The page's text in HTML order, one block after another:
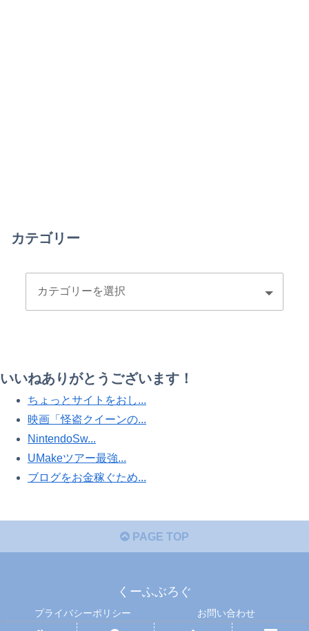
カテゴリー
いいねありがとうございます！
ちょっとサイトをおし...
映画「怪盗クイーンの...
NintendoSw...
UMakeツアー最強...
ブログをお金稼ぐため...
PAGE TOP
くーふぶろぐ
プライバシーポリシー お問い合わせ